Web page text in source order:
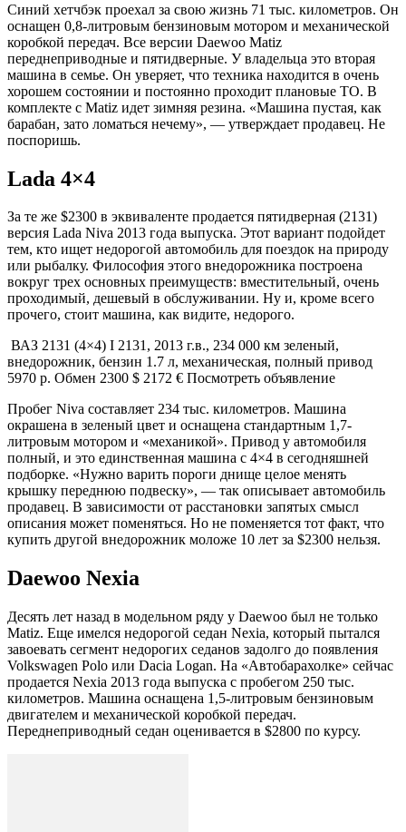
Синий хетчбэк проехал за свою жизнь 71 тыс. километров. Он
оснащен 0,8-литровым бензиновым мотором и механической
коробкой передач. Все версии Daewoo Matiz
переднеприводные и пятидверные. У владельца это вторая
машина в семье. Он уверяет, что техника находится в очень
хорошем состоянии и постоянно проходит плановые ТО. В
комплекте с Matiz идет зимняя резина. «Машина пустая, как
барабан, зато ломаться нечему», — утверждает продавец. Не
поспоришь.
Lada 4×4
За те же $2300 в эквиваленте продается пятидверная (2131)
версия Lada Niva 2013 года выпуска. Этот вариант подойдет
тем, кто ищет недорогой автомобиль для поездок на природу
или рыбалку. Философия этого внедорожника построена
вокруг трех основных преимуществ: вместительный, очень
проходимый, дешевый в обслуживании. Ну и, кроме всего
прочего, стоит машина, как видите, недорого.
ВАЗ 2131 (4×4) I 2131, 2013 г.в., 234 000 км зеленый,
внедорожник, бензин 1.7 л, механическая, полный привод
5970 р. Обмен 2300 $ 2172 € Посмотреть объявление
Пробег Niva составляет 234 тыс. километров. Машина
окрашена в зеленый цвет и оснащена стандартным 1,7-
литровым мотором и «механикой». Привод у автомобиля
полный, и это единственная машина с 4×4 в сегодняшней
подборке. «Нужно варить пороги днище целое менять
крышку переднюю подвеску», — так описывает автомобиль
продавец. В зависимости от расстановки запятых смысл
описания может поменяться. Но не поменяется тот факт, что
купить другой внедорожник моложе 10 лет за $2300 нельзя.
Daewoo Nexia
Десять лет назад в модельном ряду у Daewoo был не только
Matiz. Еще имелся недорогой седан Nexia, который пытался
завоевать сегмент недорогих седанов задолго до появления
Volkswagen Polo или Dacia Logan. На «Автобарахолке» сейчас
продается Nexia 2013 года выпуска с пробегом 250 тыс.
километров. Машина оснащена 1,5-литровым бензиновым
двигателем и механической коробкой передач.
Переднеприводный седан оценивается в $2800 по курсу.